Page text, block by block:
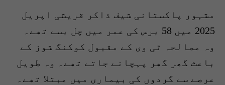
مشہور پاکستانی شیف ذاکر قریشی اپریل
2025 میں 58 برس کی عمر میں چل بسے تھے۔
وہ مصالحہ ٹی وی کے مقبول کوکنگ شوز کے
باعث گھر گھر پہچانے جاتے تھے۔ وہ طویل
عرصے سے گردوں کی بیماری میں مبتلا تھے۔